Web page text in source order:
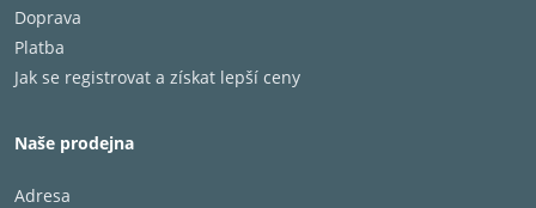
Doprava
Platba
Jak se registrovat a získat lepší ceny
Naše prodejna
Adresa